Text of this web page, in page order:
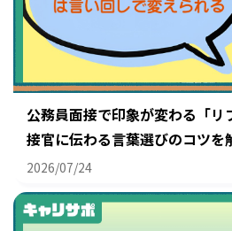
公務員面接で印象が変わる「
接官に伝わる言葉選びのコツを
2026/07/24